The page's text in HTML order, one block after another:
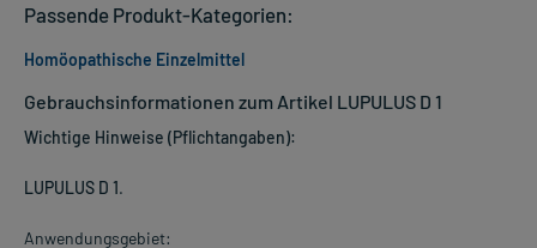
Gebrauchsinformationen zum Artikel LUPULUS D 1
Wichtige Hinweise (Pflichtangaben):
LUPULUS D 1.
Anwendungsgebiet:
Passende Produkt-Kategorien:
Homöopathische Einzelmittel